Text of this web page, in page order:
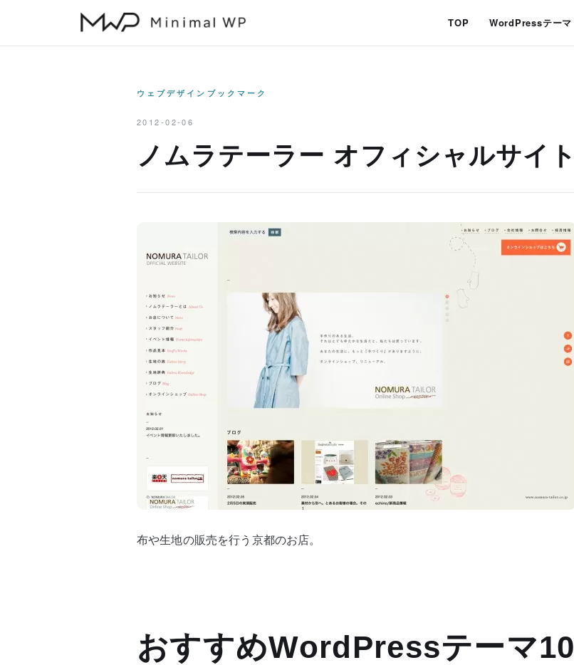
TOP WordPressテーマ
ウェブデザインブックマーク
2012-02-06
ノムラテーラー オフィシャルサイト
布や生地の販売を行う京都のお店。
おすすめWordPressテーマ10